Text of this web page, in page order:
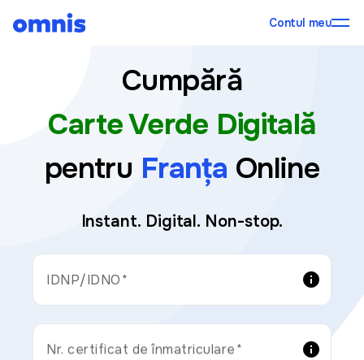
Contul meu
Cumpără
Carte Verde Digitală
pentru Franța Online
Instant. Digital. Non-stop.
IDNP/IDNO info
Nr. certificat de înmatriculare info